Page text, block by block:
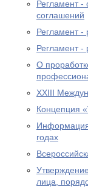
Регламент -
соглашений
Регламент -
Регламент -
О
XXIII
Концепция
Информация
годах
лица,